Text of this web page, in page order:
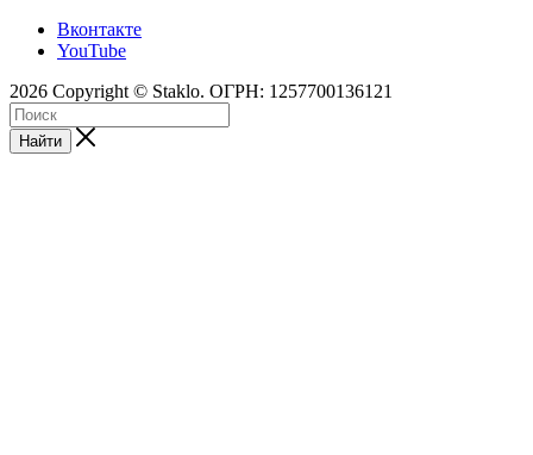
Вконтакте
YouTube
2026 Copyright © Staklo. ОГРН: 1257700136121
Найти